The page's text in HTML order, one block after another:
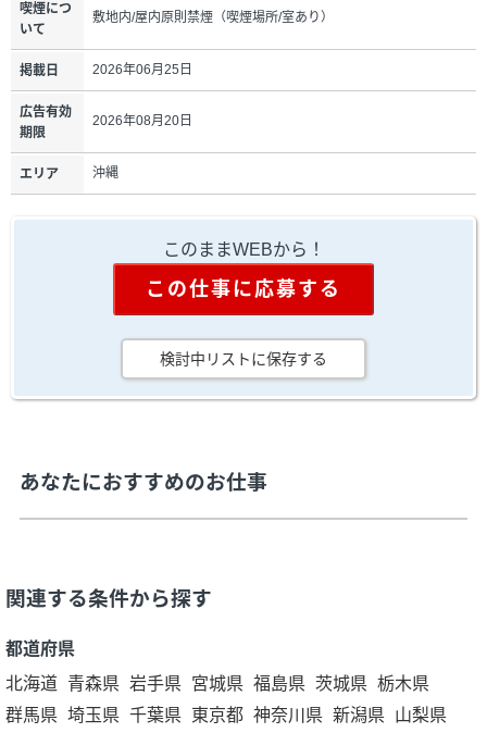
喫煙につ
いて
敷地内/屋内原則禁煙（喫煙場所/室あり）
掲載日 2026年06月25日
広告有効
期限
2026年08月20日
エリア 沖縄
このままWEBから！
この仕事に応募する
検討中リストに保存する
あなたにおすすめのお仕事
関連する条件から探す
都道府県
北海道 青森県 岩手県 宮城県 福島県 茨城県 栃木県
群馬県 埼玉県 千葉県 東京都 神奈川県 新潟県 山梨県